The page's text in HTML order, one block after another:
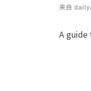
来自
A guide